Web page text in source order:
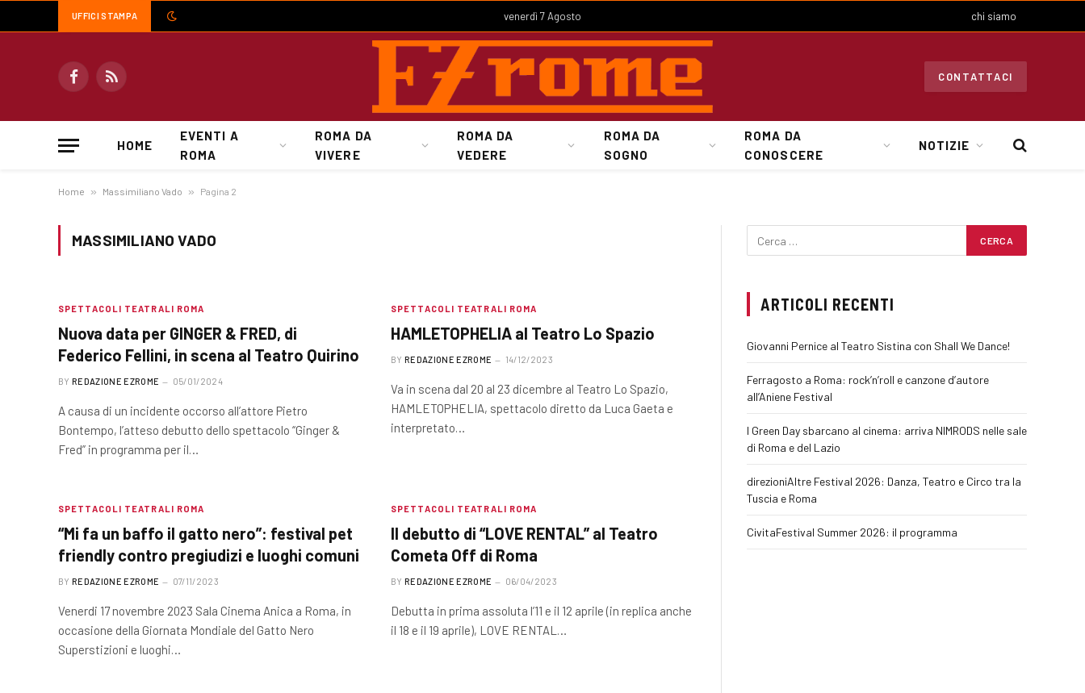
UFFICI STAMPA venerdì 7 Agosto chi siamo
FacebookRSS
CONTATTACI
HOME
EVENTI A
ROMA
ROMA DA
VIVERE
ROMA DA
VEDERE
ROMA DA
SOGNO
ROMA DA
CONOSCERE
NOTIZIE
Home » Massimiliano Vado » Pagina 2
MASSIMILIANO VADO
SPETTACOLI TEATRALI ROMA
Nuova data per GINGER & FRED, di
Federico Fellini, in scena al Teatro Quirino
BY REDAZIONE EZROME 05/01/2024
A causa di un incidente occorso all’attore Pietro
Bontempo, l’atteso debutto dello spettacolo “Ginger &
Fred” in programma per il…
SPETTACOLI TEATRALI ROMA
HAMLETOPHELIA al Teatro Lo Spazio
BY REDAZIONE EZROME 14/12/2023
Va in scena dal 20 al 23 dicembre al Teatro Lo Spazio,
HAMLETOPHELIA, spettacolo diretto da Luca Gaeta e
interpretato…
SPETTACOLI TEATRALI ROMA
“Mi fa un baffo il gatto nero”: festival pet
friendly contro pregiudizi e luoghi comuni
BY REDAZIONE EZROME 07/11/2023
Venerdi 17 novembre 2023 Sala Cinema Anica a Roma, in
occasione della Giornata Mondiale del Gatto Nero
Superstizioni e luoghi…
SPETTACOLI TEATRALI ROMA
Il debutto di “LOVE RENTAL” al Teatro
Cometa Off di Roma
BY REDAZIONE EZROME 06/04/2023
Debutta in prima assoluta l’11 e il 12 aprile (in replica anche
il 18 e il 19 aprile), LOVE RENTAL…
ARTICOLI RECENTI
Giovanni Pernice al Teatro Sistina con Shall We Dance!
Ferragosto a Roma: rock’n’roll e canzone d’autore
all’Aniene Festival
I Green Day sbarcano al cinema: arriva NIMRODS nelle sale
di Roma e del Lazio
direzioniAltre Festival 2026: Danza, Teatro e Circo tra la
Tuscia e Roma
CivitaFestival Summer 2026: il programma